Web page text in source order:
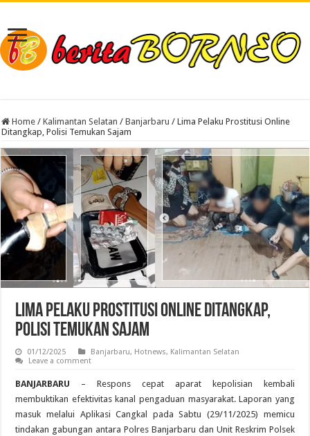
Home / Kalimantan Selatan / Banjarbaru / Lima Pelaku Prostitusi Online
Ditangkap, Polisi Temukan Sajam
Lima Pelaku Prostitusi Online Ditangkap,
Polisi Temukan Sajam
01/12/2025 Banjarbaru, Hotnews, Kalimantan Selatan
Leave a comment
BANJARBARU – Respons cepat aparat kepolisian kembali
membuktikan efektivitas kanal pengaduan masyarakat. Laporan yang
masuk melalui Aplikasi Cangkal pada Sabtu (29/11/2025) memicu
tindakan gabungan antara Polres Banjarbaru dan Unit Reskrim Polsek